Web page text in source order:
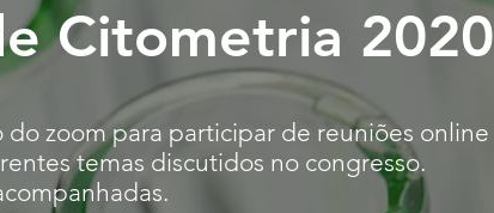
Citometria 2020
zoom para participar de reuniões online
temas discutidos no congresso.